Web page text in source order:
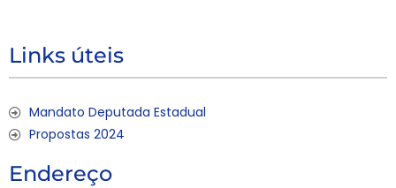
Links úteis
Mandato Deputada Estadual
Propostas 2024
Endereço